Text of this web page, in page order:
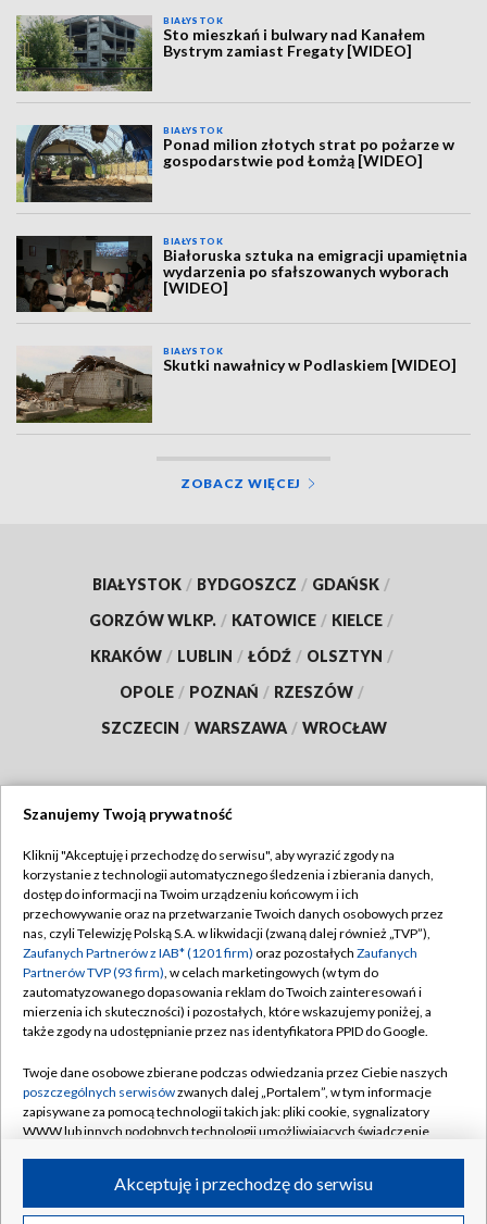
BIAŁYSTOK
Sto mieszkań i bulwary nad Kanałem
Bystrym zamiast Fregaty [WIDEO]
BIAŁYSTOK
Ponad milion złotych strat po pożarze w
gospodarstwie pod Łomżą [WIDEO]
BIAŁYSTOK
Białoruska sztuka na emigracji upamiętnia
wydarzenia po sfałszowanych wyborach
[WIDEO]
BIAŁYSTOK
Skutki nawałnicy w Podlaskiem [WIDEO]
ZOBACZ WIĘCEJ
BIAŁYSTOK / BYDGOSZCZ / GDAŃSK /
GORZÓW WLKP. / KATOWICE / KIELCE /
KRAKÓW / LUBLIN / ŁÓDŹ / OLSZTYN /
OPOLE / POZNAŃ / RZESZÓW /
SZCZECIN / WARSZAWA / WROCŁAW
TVP
Abonament TVP
Emisja w TVP
Centrum informacji TVP
Naziemna Telewizja Cyfrowa
Rada Programowa
System NOS
Informacje o nadawcy
Program dla prasy
Regulamin TVP
Polityka prywatności
Moje zgody
Pomoc
Kontakt
Kanały
©2026 Telewizja Polska S.A. w likwidacji
Szanujemy Twoją prywatność
Kliknij "Akceptuję i przechodzę do serwisu", aby wyrazić zgody na
korzystanie z technologii automatycznego śledzenia i zbierania danych,
dostęp do informacji na Twoim urządzeniu końcowym i ich
przechowywanie oraz na przetwarzanie Twoich danych osobowych przez
nas, czyli Telewizję Polską S.A. w likwidacji (zwaną dalej również „TVP”),
Zaufanych Partnerów z IAB* (1201 firm) oraz pozostałych Zaufanych
Partnerów TVP (93 firm), w celach marketingowych (w tym do
zautomatyzowanego dopasowania reklam do Twoich zainteresowań i
mierzenia ich skuteczności) i pozostałych, które wskazujemy poniżej, a
także zgody na udostępnianie przez nas identyfikatora PPID do Google.
Twoje dane osobowe zbierane podczas odwiedzania przez Ciebie naszych
poszczególnych serwisówzwanych dalej „Portalem”, w tym informacje
zapisywane za pomocą technologii takich jak: pliki cookie, sygnalizatory
WWW lub innych podobnych technologii umożliwiających świadczenie
ruchu w Internecie.Akceptuję i przechodzę do serwisu